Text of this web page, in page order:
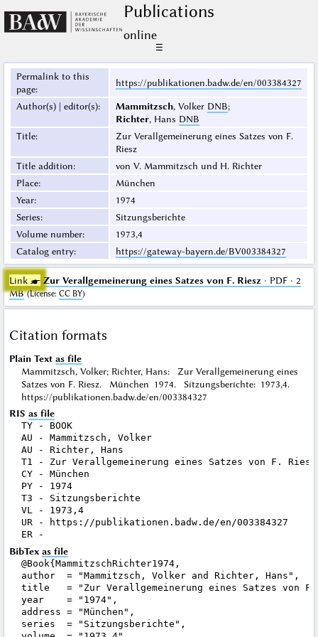
Publications
online
☰
Permalink to this
page:
https://publikationen.badw.de/en/003384327
Author(s) | editor(s): Mammitzsch, Volker DNB;
Richter, Hans DNB
Title:
Zur Verallgemeinerung eines Satzes von F.
Riesz
Title addition:
von V. Mammitzsch und H. Richter
Place:
München
Year:
1974
Series:
Sitzungsberichte
Volume number:
1973,4
Catalog entry: https://gateway-bayern.de/BV003384327
Link ☛ Zur Verallgemeinerung eines Satzes von F. Riesz · PDF · 2
MB (License: CC BY)
Citation formats
Plain Text as file
Mammitzsch, Volker; Richter, Hans: Zur Verallgemeinerung eines
Satzes von F. Riesz. München 1974. Sitzungsberichte: 1973,4.
https://publikationen.badw.de/en/003384327
RIS as file
TY - BOOK
AU - Mammitzsch, Volker
AU - Richter, Hans
T1 - Zur Verallgemeinerung eines Satzes von F. Riesz
CY - München
PY - 1974
T3 - Sitzungsberichte
VL - 1973,4
UR - https://publikationen.badw.de/en/003384327
BibTex as file
@Book{MammitzschRichter1974,
author  = "Mammitzsch, Volker and Richter, Hans",
title   = "Zur Verallgemeinerung eines Satzes von
year    = "1974",
address = "München",
series  = "Sitzungsberichte",